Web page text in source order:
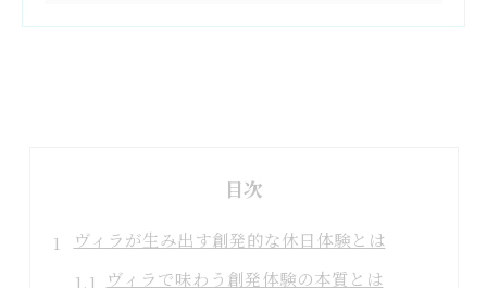
目次
ヴィラが生み出す創発的な休日体験とは
ヴィラで味わう創発体験の本質とは